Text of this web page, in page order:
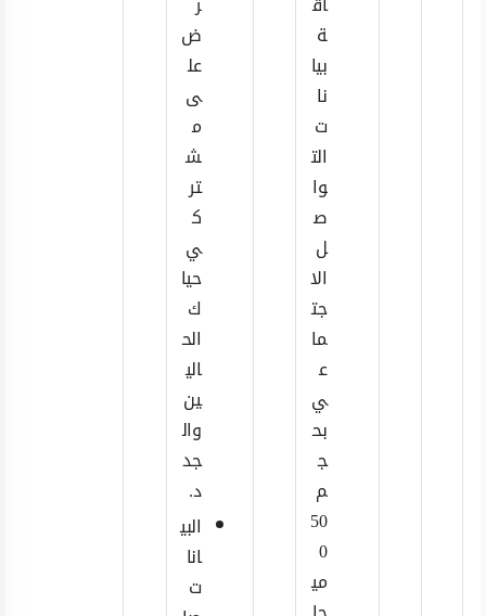
ة
بيا
نا
ت
الت
وا
ص
ل
الا
جت
ما
ع
ي
بح
ج
م
50
0
مي
ض
عل
ى
م
ش
تر
ك
ي
حيا
ك
الح
الي
ين
وال
جد
د.
البي
انا
ت